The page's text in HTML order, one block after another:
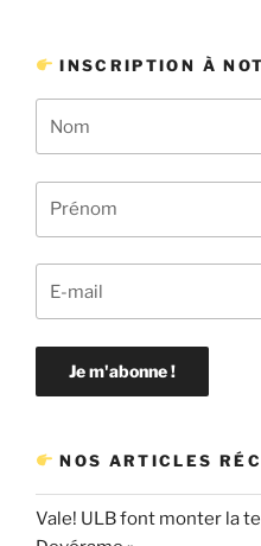
INSCRIPTION À
NOS ARTICLES
Vale! ULB font monter la